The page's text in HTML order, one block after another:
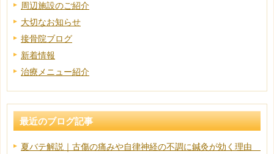
周辺施設のご紹介
大切なお知らせ
接骨院ブログ
新着情報
治療メニュー紹介
最近のブログ記事
夏バテ解説｜古傷の痛みや自律神経の不調に鍼灸が効く理由